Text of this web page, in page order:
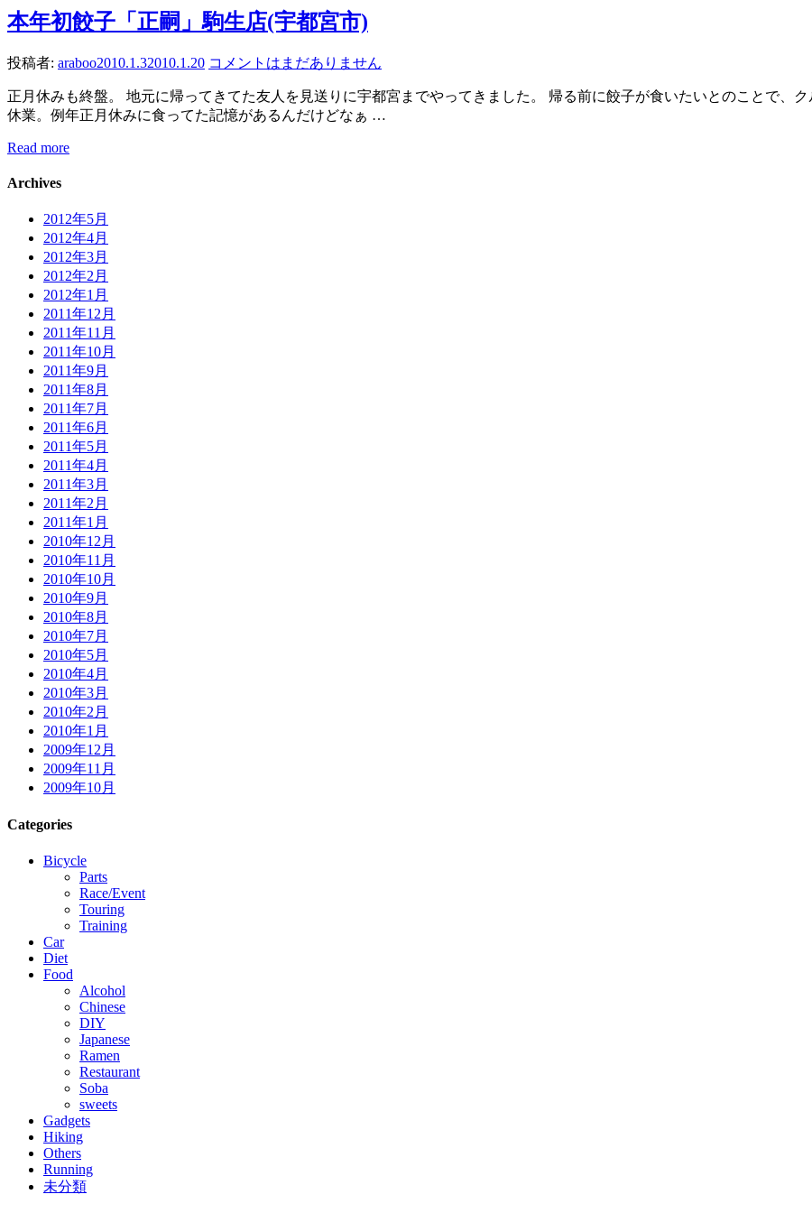
本年初餃子「正嗣」駒生店(宇都宮市)
投稿者: araboo2010.1.32010.1.20 コメントはまだありません
正月休みも終盤。 地元に帰ってきてた友人を見送りに宇都宮までやってきました。 帰る前に餃子が食いたいとのことで、
休業。例年正月休みに食ってた記憶があるんだけどなぁ …
Read more
Archives
2012年5月
2012年4月
2012年3月
2012年2月
2012年1月
2011年12月
2011年11月
2011年10月
2011年9月
2011年8月
2011年7月
2011年6月
2011年5月
2011年4月
2011年3月
2011年2月
2011年1月
2010年12月
2010年11月
2010年10月
2010年9月
2010年8月
2010年7月
2010年5月
2010年4月
2010年3月
2010年2月
2010年1月
2009年12月
2009年11月
2009年10月
Categories
Bicycle
Parts
Race/Event
Touring
Training
Car
Diet
Food
Alcohol
Chinese
DIY
Japanese
Ramen
Restaurant
Soba
sweets
Gadgets
Hiking
Others
Running
未分類